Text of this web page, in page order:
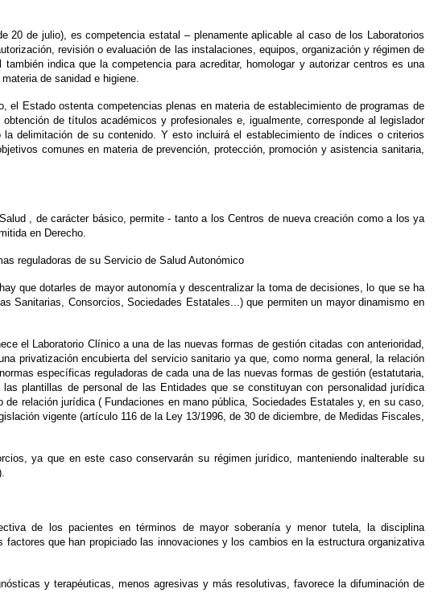
de julio), es competencia estatal – plenamente aplicable al caso de los Laboratorios
revisión o evaluación de las instalaciones, equipos, organización y régimen de
indica que la competencia para acreditar, homologar y autorizar centros es una
de sanidad e higiene.
Estado ostenta competencias plenas en materia de establecimiento de programas de
de títulos académicos y profesionales e, igualmente, corresponde al legislador
delimitación de su contenido. Y esto incluirá el establecimiento de índices o criterios
comunes en materia de prevención, protección, promoción y asistencia sanitaria,
, de carácter básico, permite - tanto a los Centros de nueva creación como a los ya
en Derecho.
reguladoras de su Servicio de Salud Autonómico
que dotarles de mayor autonomía y descentralizar la toma de decisiones, lo que se ha
Sanitarias, Consorcios, Sociedades Estatales...) que permiten un mayor dinamismo en
el Laboratorio Clínico a una de las nuevas formas de gestión citadas con anterioridad,
privatización encubierta del servicio sanitario ya que, como norma general, la relación
específicas reguladoras de cada una de las nuevas formas de gestión (estatutaria,
plantillas de personal de las Entidades que se constituyan con personalidad jurídica
relación jurídica ( Fundaciones en mano pública, Sociedades Estatales y, en su caso,
vigente (artículo 116 de la Ley 13/1996, de 30 de diciembre, de Medidas Fiscales,
ya que en este caso conservarán su régimen jurídico, manteniendo inalterable su
de los pacientes en términos de mayor soberanía y menor tutela, la disciplina
que han propiciado las innovaciones y los cambios en la estructura organizativa
y terapéuticas, menos agresivas y más resolutivas, favorece la difuminación de